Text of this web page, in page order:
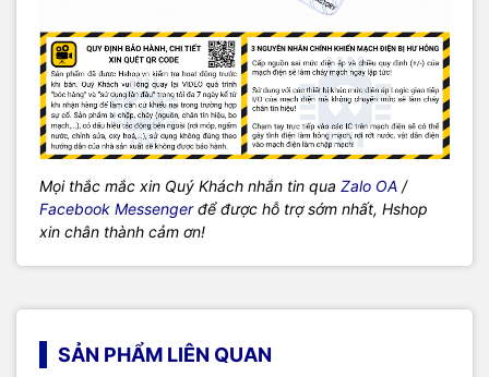
Mọi thắc mắc xin Quý Khách nhắn tin qua Zalo OA /
Facebook Messengerđể được hỗ trợ sớm nhất, Hshop
xin chân thành cảm ơn!
SẢN PHẨM LIÊN QUAN